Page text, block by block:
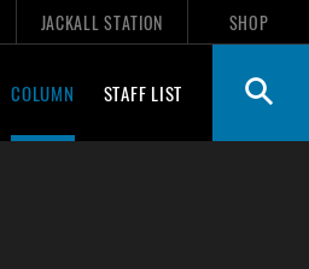
JACKALL STATION SHOP
COLUMN STAFF LIST